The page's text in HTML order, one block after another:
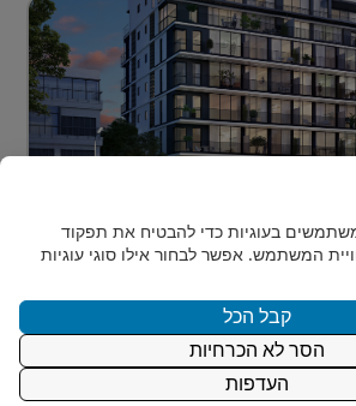
של תל אביב, במרחק דקות הליכה ספורות
מהלוקיישנים האייקוניים ביותר בעיר, מציעה Rozio
קרא עוד
בעוגיות כדי להבטיח את תפקוד
המשתמש. אפשר לבחור אילו סוגי עוגיות
קבל הכל
הסר לא הכרחיות
העדפות